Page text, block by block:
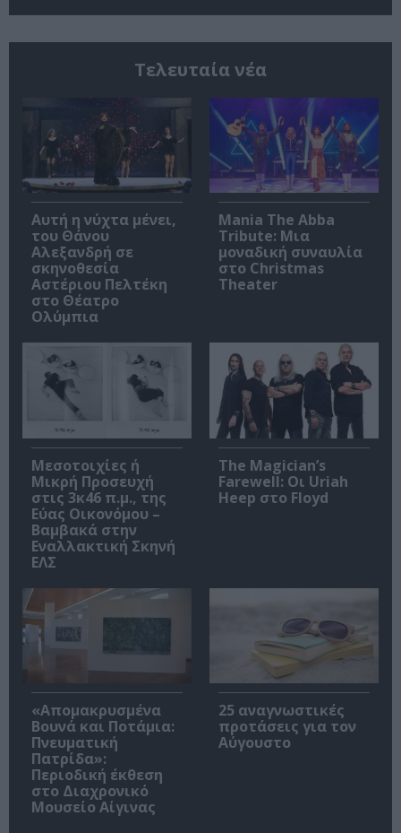
Τελευταία νέα
Αυτή η νύχτα μένει,
του Θάνου
Αλεξανδρή σε
σκηνοθεσία
Αστέριου Πελτέκη
στο Θέατρο
Ολύμπια
Mania The Abba
Tribute: Μια
μοναδική συναυλία
στο Christmas
Theater
Μεσοτοιχίες ή
Μικρή Προσευχή
στις 3κ46 π.μ., της
Εύας Οικονόμου –
Βαμβακά στην
Εναλλακτική Σκηνή
ΕΛΣ
The Magician’s
Farewell: Οι Uriah
Heep στο Floyd
«Απομακρυσμένα
Βουνά και Ποτάμια:
Πνευματική
Πατρίδα»:
Περιοδική έκθεση
στο Διαχρονικό
Μουσείο Αίγινας
25 αναγνωστικές
προτάσεις για τον
Αύγουστο